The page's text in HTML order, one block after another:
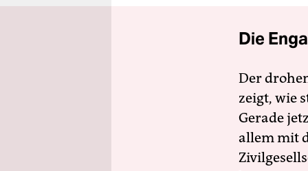
Die
Der
zeigt, wie
Gerade
allem mit